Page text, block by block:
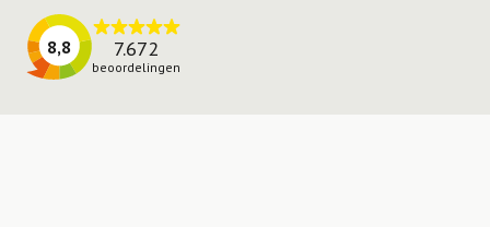
8,8 7.672
beoordelingen